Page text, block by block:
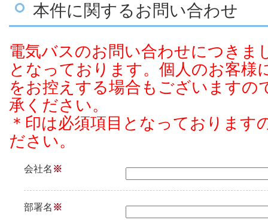
本件に関するお問い合わせ
電気バスのお問い合わせにつきま
となっております。個人のお客様
をお控えする場合もございますの
承ください。
＊印は必須項目となっております
ださい。
会社名 ※
部署名 ※